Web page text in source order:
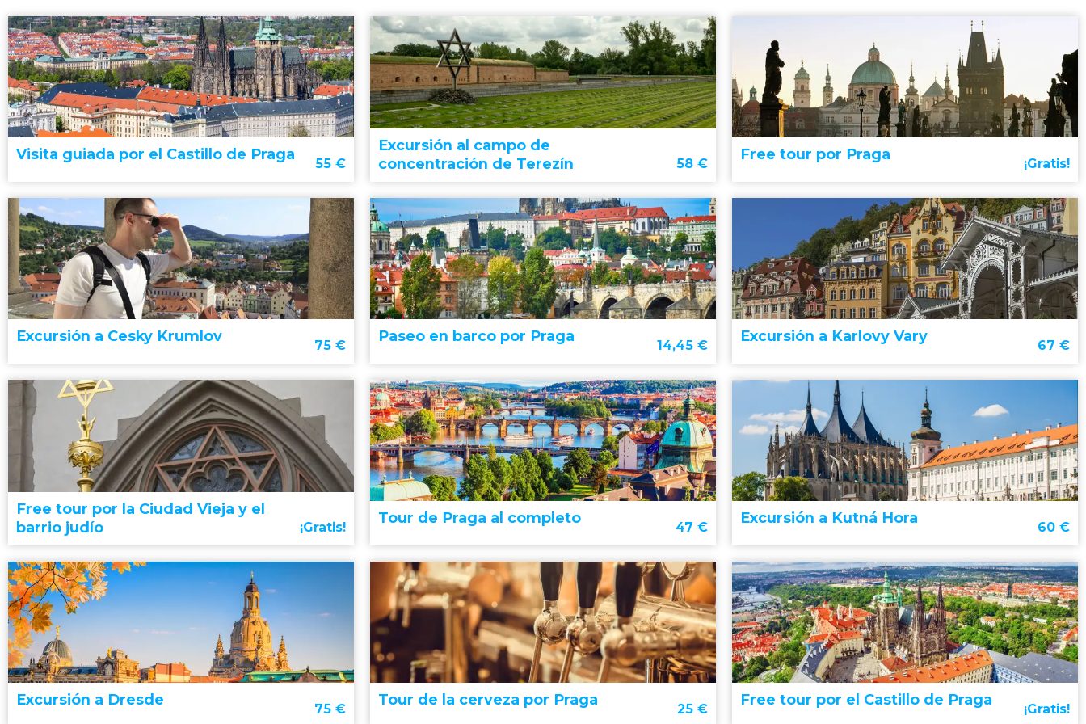
Visita guiada por el Castillo de Praga
55 €
catedral de San Vito
Callejón del Oro
Excursión al campo de
concentración de Terezín
58 €
excursión al campo de concentración de
SS nazis
Segunda
Guerra Mundial
Free tour por Praga
¡Gratis!
Ciudad Vieja
Moldava
Excursión a Cesky Krumlov
75 €
Český Krumlov
Paseo en barco por Praga
14,45 €
Excursión a Karlovy Vary
67 €
Free tour por la Ciudad Vieja y el
barrio judío
¡Gratis!
Tour de Praga al completo
47 €
Excursión a Kutná Hora
60 €
Excursión a Dresde
75 €
Tour de la cerveza por Praga
25 €
Free tour por el Castillo de Praga
¡Gratis!